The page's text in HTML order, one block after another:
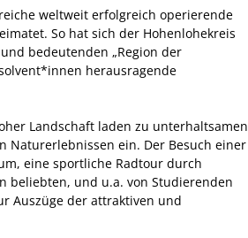
weltweit erfolgreich operierende
So hat sich der Hohenlohekreis
bedeutenden „Region der
herausragende
Landschaft laden zu unterhaltsamen
Naturerlebnissen ein. Der Besuch einer
eine sportliche Radtour durch
beliebten, und u.a. von Studierenden
Auszüge der attraktiven und